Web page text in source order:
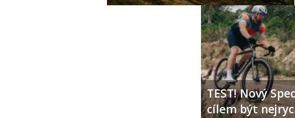
TEST! Nový
cílem být